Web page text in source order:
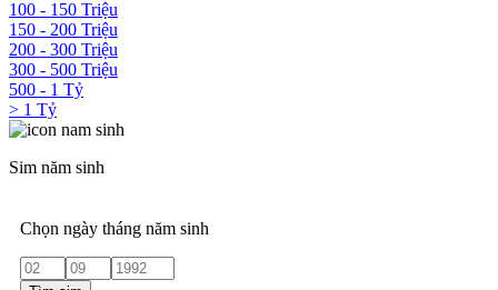
100 - 150 Triệu
150 - 200 Triệu
200 - 300 Triệu
300 - 500 Triệu
500 - 1 Tỷ
> 1 Tỷ
Sim năm sinh
Chọn ngày tháng năm sinh